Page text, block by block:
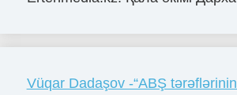
Vüqar Dadaşov -“ABŞ